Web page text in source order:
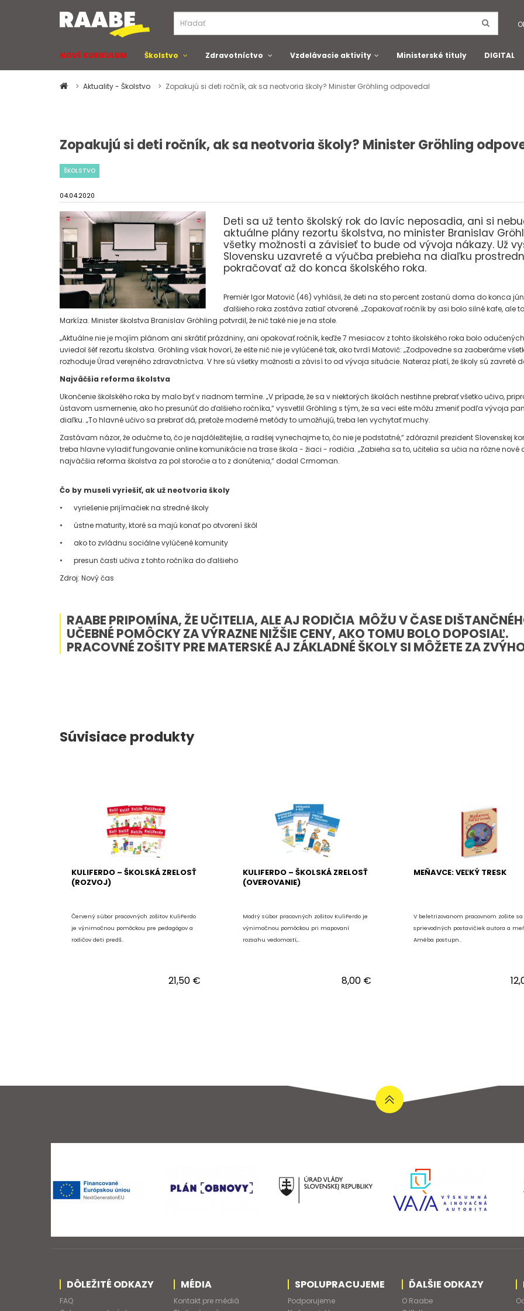
NOVÉ KURIKULUM Školstvo Zdravotníctvo Vzdelávacie aktivity Ministerské tituly DIGITAL
Aktuality - Školstvo Zopakujú si deti ročník, ak sa neotvoria školy? Minister Gröhling odpovedal
Zopakujú si deti ročník, ak sa neotvoria školy? Minister Gröhling
ŠKOLSTVO
04.04.2020
Deti sa už tento školský rok do lavíc neposadia, ani si
aktuálne plány rezortu školstva, no minister Branislav
všetky možnosti a závisieť to bude od vývoja nákazy. Už
Slovensku uzavreté a výučba prebieha na diaľku
pokračovať až do konca školského roka.
Premiér Igor Matovič (46) vyhlásil, že deti na sto percent zostanú doma do konca
ďalšieho roka zostáva zatiaľ otvorené. „Zopakovať ročník by asi bolo silné kafe, ale
Markíza. Minister školstva Branislav Gröhling potvrdil, že nič také nie je na stole.
„Aktuálne nie je mojím plánom ani skrátiť prázdniny, ani opakovať ročník, keďže 7 mesiacov z tohto školského roka bolo
uviedol šéf rezortu školstva. Gröhling však hovorí, že ešte nič nie je vylúčené tak, ako tvrdí Matovič: „Zodpovedne sa zaoberáme
rozhoduje Úrad verejného zdravotníctva. V hre sú všetky možnosti a závisí to od vývoja situácie. Nateraz platí, že školy sú
Najväčšia reforma školstva
Ukončenie školského roka by malo byť v riadnom termíne. „V prípade, že sa v niektorých školách nestihne prebrať všetko učivo,
ústavom usmernenie, ako ho presunúť do ďalšieho ročníka,“ vysvetlil Gröhling s tým, že sa veci ešte môžu zmeniť podľa vývoja
diaľku. „To hlavné učivo sa prebrať dá, pretože moderné metódy to umožňujú, treba len vychytať muchy.
Zastávam názor, že odučme to, čo je najdôležitejšie, a radšej vynechajme to, čo nie je podstatné,“ zdôraznil prezident Slovenskej
treba hlavne vyladiť fungovanie online komunikácie na trase škola - žiaci - rodičia. „Zabieha sa to, učitelia sa učia na rôzne nové
najväčšia reforma školstva za pol storočie a to z donútenia,“ dodal Crmoman.
Čo by museli vyriešiť, ak už neotvoria školy
•
vyriešenie prijímačiek na stredné školy
•
ústne maturity, ktoré sa majú konať po otvorení škôl
•
ako to zvládnu sociálne vylúčené komunity
•
presun časti učiva z tohto ročníka do ďalšieho
Zdroj: Nový čas
RAABE PRIPOMÍNA, ŽE UČITELIA, ALE AJ RODIČIA MÔŽU V ČASE
UČEBNÉ POMÔCKY ZA VÝRAZNE NIŽŠIE CENY, AKO TOMU BOLO DOPOSIAĽ.
PRACOVNÉ ZOŠITY PRE MATERSKÉ AJ ZÁKLADNÉ ŠKOLY SI MÔŽETE ZA
Súvisiace produkty
KULIFERDO – ŠKOLSKÁ ZRELOSŤ
(ROZVOJ)
Červený súbor pracovných zošitov KuliFerdo
je výnimočnou pomôckou pre pedagógov a
rodičov deti predš..
21,50 €
KULIFERDO – ŠKOLSKÁ ZRELOSŤ
(OVEROVANIE)
Modrý súbor pracovných zošitov KuliFerdo je
výnimočnou pomôckou pri mapovaní
rozsahu vedomostí,..
8,00 €
MEŇAVCE: VEĽKÝ TRESK
V beletrizovanom pracovnom zošite sa
sprievodných postavičiek autora a
Améba postupn..
DÔLEŽITÉ ODKAZY
FAQ
MÉDIA
Kontakt pre médiá
SPOLUPRACUJEME
Podporujeme
ĎALŠIE ODKAZY
O Raabe